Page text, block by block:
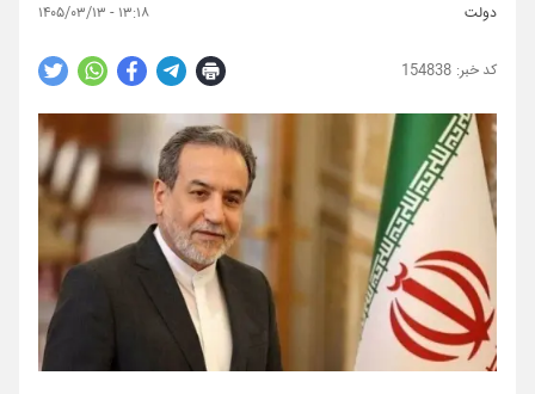
دولت ۱۳:۱۸ - ۱۴۰۵/۰۳/۱۳
154838